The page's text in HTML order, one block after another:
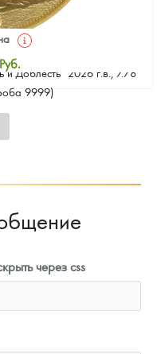
Доблесть" 2026 г.в., 7.78
9999)
Руб.
цена
через css